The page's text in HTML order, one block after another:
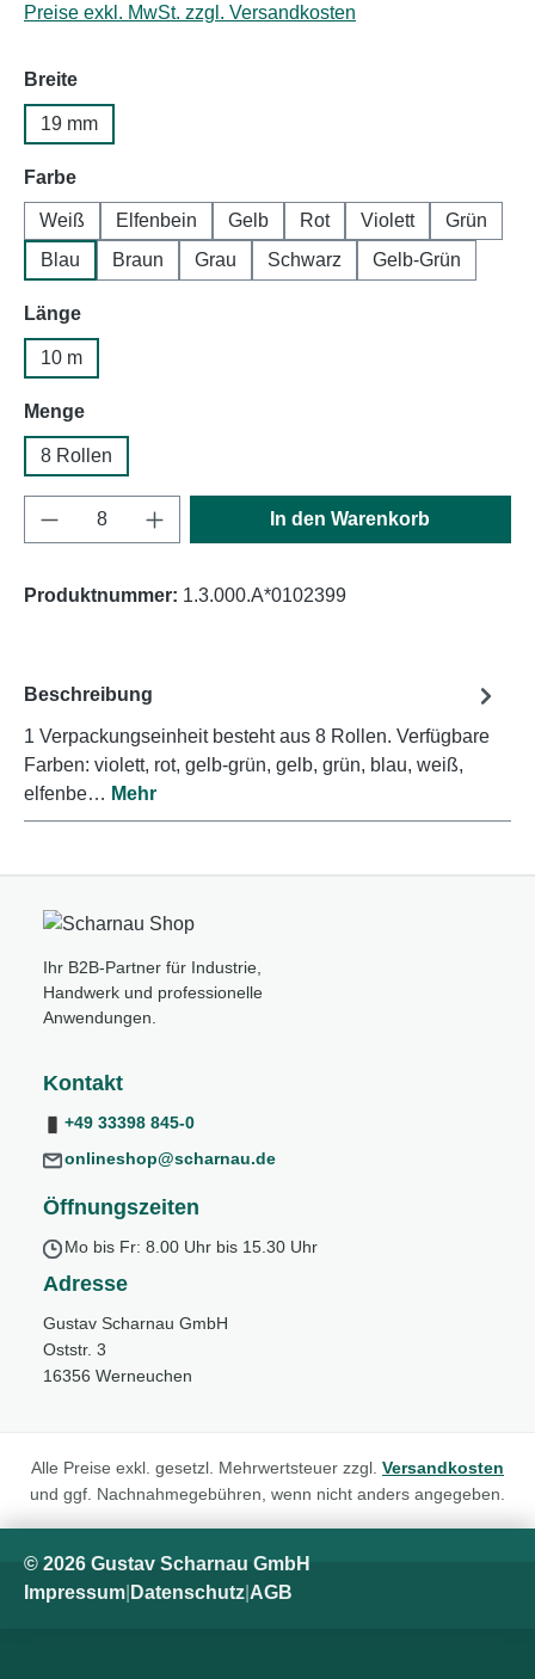
Preise exkl. MwSt. zzgl. Versandkosten
Breiteauswählen
19 mm
Farbeauswählen
Weiß Elfenbein Gelb Rot Violett
Grün
Blau
Braun Grau Schwarz Gelb-Grün
Längeauswählen
10 m
Mengeauswählen
8 Rollen
Produkt Anzahl: Gib den gewünschten
In den Warenkorb
Produktnummer: 1.3.000.A*0102399
Beschreibung
1 Verpackungseinheit besteht aus 8 Rollen. Verfügbare
Farben: violett, rot, gelb-grün, gelb, grün, blau, weiß,
elfenbe… Mehr
Ihr B2B-Partner für Industrie,
Handwerk und professionelle
Anwendungen.
Kontakt
+49 33398 845-0
onlineshop@scharnau.de
Öffnungszeiten
Mo bis Fr: 8.00 Uhr bis 15.30 Uhr
Adresse
Gustav Scharnau GmbH
Oststr. 3
16356 Werneuchen
Alle Preise exkl. gesetzl. Mehrwertsteuer zzgl. Versandkosten
und ggf. Nachnahmegebühren, wenn nicht anders angegeben.
© 2026 Gustav Scharnau GmbH
Impressum Datenschutz AGB